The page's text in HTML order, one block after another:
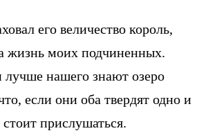
его величество король,
жизнь моих подчиненных.
нашего знают озеро
если они оба твердят одно и
прислушаться.